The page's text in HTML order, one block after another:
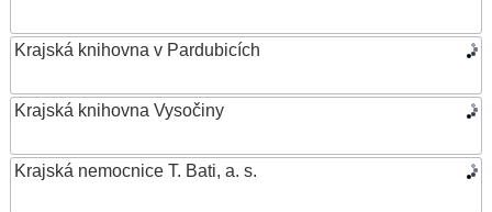
Krajská knihovna v Pardubicích
Krajská knihovna Vysočiny
Krajská nemocnice T. Bati, a. s.